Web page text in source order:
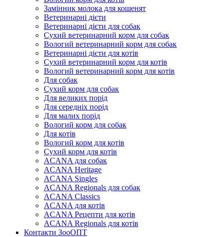
Замінник молока для кошенят
Ветеринарні дієти
Ветеринарні дієти для собак
Сухий ветеринарний корм для собак
Вологий ветеринарний корм для собак
Ветеринарні дієти для котів
Сухий ветеринарний корм для котів
Вологий ветеринарний корм для котів
Для собак
Сухий корм для собак
Для великих порід
Для середніх порід
Для малих порід
Вологий корм для собак
Для котів
Вологий корм для котів
Сухий корм для котів
ACANA для собак
ACANA Heritage
ACANA Singles
ACANA Regionals для собак
ACANA Classics
ACANA для котів
ACANA Рецепти для котів
ACANA Regionals для котів
Контакти ЗооОПТ